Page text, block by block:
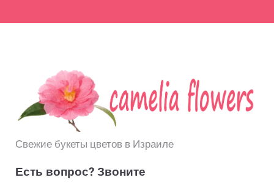
Свежие букеты цветов в Израиле
Есть вопрос? Звоните